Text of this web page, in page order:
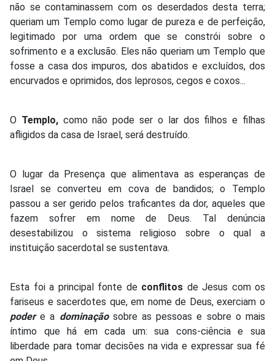
não se contaminassem com os deserdados desta terra;
queriam um Templo como lugar de pureza e de perfeição,
legitimado por uma ordem que se constrói sobre o
sofrimento e a exclusão. Eles não queriam um Templo que
fosse a casa dos impuros, dos abatidos e excluídos, dos
encurvados e oprimidos, dos leprosos, cegos e coxos...
O Templo,como não pode ser o lar dos filhos e filhas
afligidos da casa de Israel, será destruído.
O lugar da Presença que alimentava as esperanças de
Israel se converteu em cova de bandidos; o Templo
passou a ser gerido pelos traficantes da dor, aqueles que
fazem sofrer em nome de Deus. Tal denúncia
desestabilizou o sistema religioso sobre o qual a
instituição sacerdotal se sustentava.
Esta foi a principal fonte de conflitos de Jesus com os
fariseus e sacerdotes que, em nome de Deus, exerciam o
podere a dominação sobre as pessoas e sobre o mais
íntimo que há em cada um: sua cons-ciência e sua
liberdade para tomar decisões na vida e expressar sua fé